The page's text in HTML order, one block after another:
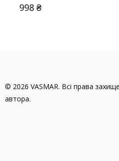
998₴
© 2026 VASMAR. Всі права
автора.